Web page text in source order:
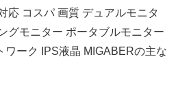
応 コスパ 画質 デュアルモニタ
グモニター ポータブルモニター
ワーク IPS液晶 MIGABERの主な